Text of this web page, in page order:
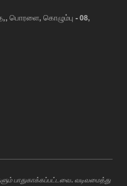
பொரளை, கொழும்பு - 08,
பாதுகாக்கப்பட்டவை. வடிவமைத்து
I'll be happy to